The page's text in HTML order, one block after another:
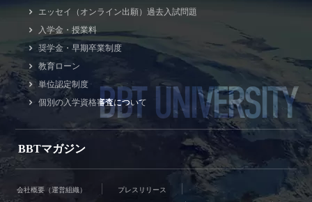
エッセイ（オンライン出願）過去入試問題
入学金・授業料
奨学金・早期卒業制度
教育ローン
単位認定制度
個別の入学資格審査について
BBTマガジン
BBT UNIVERSITY
会社概要（運営組織） プレスリリース